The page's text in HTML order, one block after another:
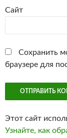
Сайт
Сохранить
браузере для
Этот сайт
Узнайте, как